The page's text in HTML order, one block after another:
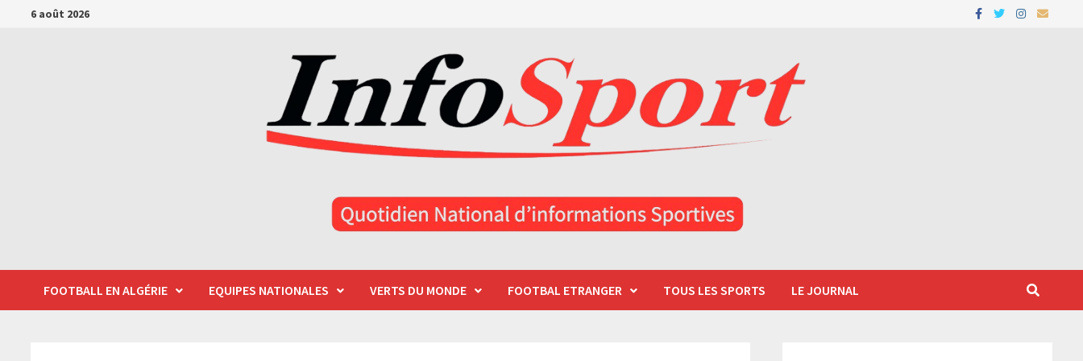
Passer6 août 2026
FOOTBALL EN ALGÉRIE EQUIPES NATIONALES VERTS DU MONDE FOOTBAL ETRANGER TOUS LES SPORTS LE JOURNAL